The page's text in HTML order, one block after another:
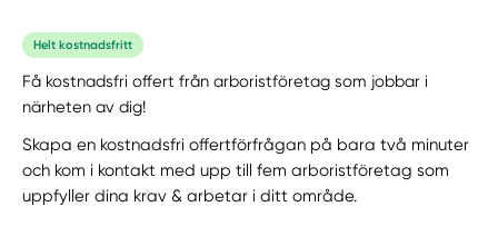
Helt kostnadsfritt
Få kostnadsfri offert från arboristföretag som jobbar i
närheten av dig!
Skapa en kostnadsfri offertförfrågan på bara två minuter
och kom i kontakt med upp till fem arboristföretag som
uppfyller dina krav & arbetar i ditt område.